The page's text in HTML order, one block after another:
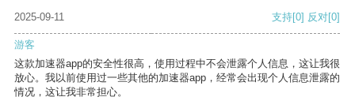
2025-09-11 支持[0] 反对[0]
游客
这款加速器app的安全性很高，使用过程中不会泄露个人信息，这让我很
放心。我以前使用过一些其他的加速器app，经常会出现个人信息泄露的
情况，这让我非常担心。